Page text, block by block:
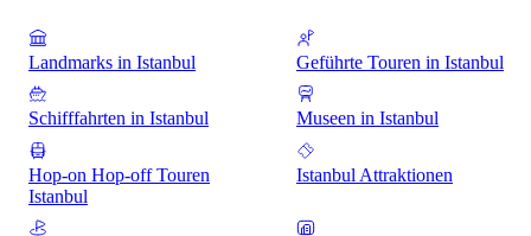
Landmarks in Istanbul Geführte Touren in Istanbul
Schifffahrten in Istanbul Museen in Istanbul
Hop-on Hop-off Touren
Istanbul
Istanbul Attraktionen